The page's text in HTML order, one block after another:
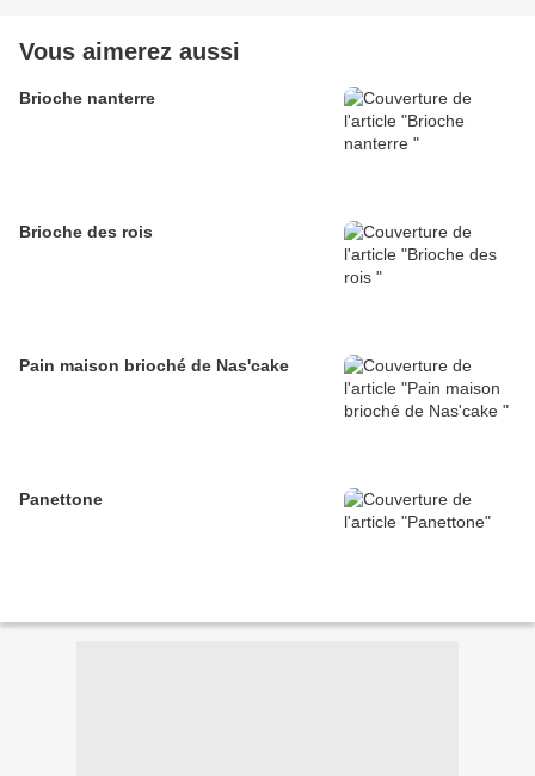
Vous aimerez aussi
Brioche nanterre
Brioche des rois
Pain maison brioché de Nas'cake
Panettone